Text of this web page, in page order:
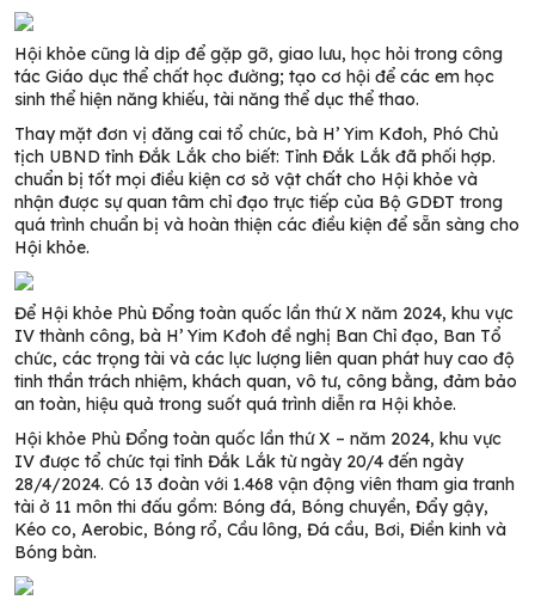
Hội khỏe cũng là dịp để gặp gỡ, giao lưu, học hỏi trong công
tác Giáo dục thể chất học đường; tạo cơ hội để các em học
sinh thể hiện năng khiếu, tài năng thể dục thể thao.
Thay mặt đơn vị đăng cai tổ chức, bà H’ Yim Kđoh, Phó Chủ
tịch UBND tỉnh Đắk Lắk cho biết: Tỉnh Đắk Lắk đã phối hợp.
chuẩn bị tốt mọi điều kiện cơ sở vật chất cho Hội khỏe và
nhận được sự quan tâm chỉ đạo trực tiếp của Bộ GDĐT trong
quá trình chuẩn bị và hoàn thiện các điều kiện để sẵn sàng cho
Hội khỏe.
Để Hội khỏe Phù Đổng toàn quốc lần thứ X năm 2024, khu vực
IV thành công, bà H’ Yim Kđoh đề nghị Ban Chỉ đạo, Ban Tổ
chức, các trọng tài và các lực lượng liên quan phát huy cao độ
tinh thần trách nhiệm, khách quan, vô tư, công bằng, đảm bảo
an toàn, hiệu quả trong suốt quá trình diễn ra Hội khỏe.
Hội khỏe Phù Đổng toàn quốc lần thứ X – năm 2024, khu vực
IV được tổ chức tại tỉnh Đắk Lắk từ ngày 20/4 đến ngày
28/4/2024. Có 13 đoàn với 1.468 vận động viên tham gia tranh
tài ở 11 môn thi đấu gồm: Bóng đá, Bóng chuyền, Đẩy gậy,
Kéo co, Aerobic, Bóng rổ, Cầu lông, Đá cầu, Bơi, Điền kinh và
Bóng bàn.